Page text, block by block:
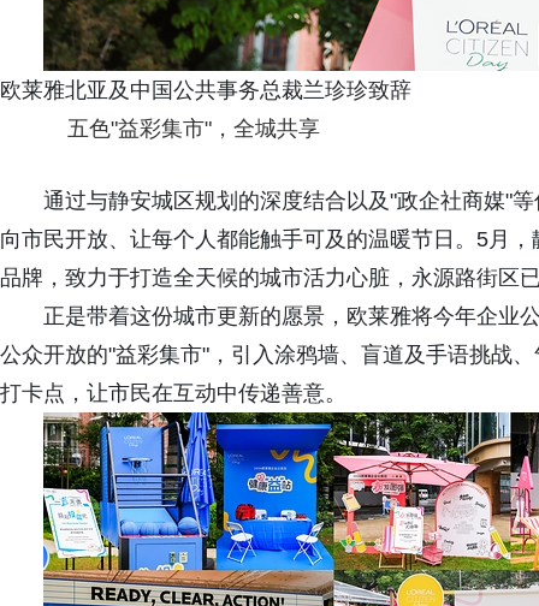
欧莱雅北亚及中国公共事务总裁兰珍珍致辞
五色"益彩集市"，全城共享
通过与静安城区规划的深度结合以及"政企社商媒"
向市民开放、让每个人都能触手可及的温暖节日。5月
品牌，致力于打造全天候的城市活力心脏，永源路街区
正是带着这份城市更新的愿景，欧莱雅将今年企业
公众开放的"益彩集市"，引入涂鸦墙、盲道及手语挑战
打卡点，让市民在互动中传递善意。